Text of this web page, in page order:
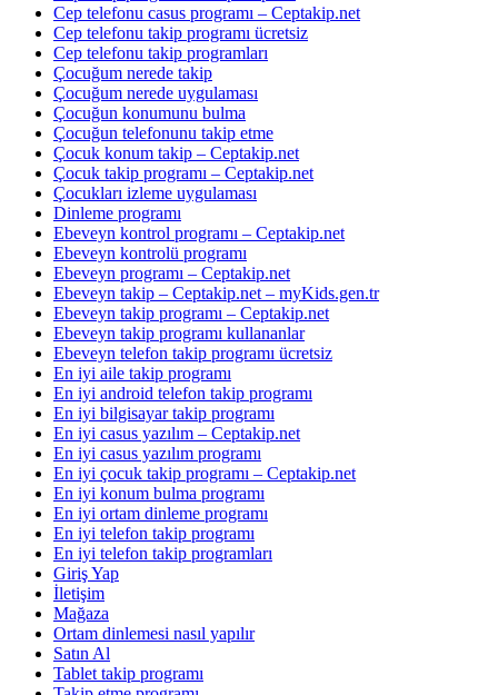
Cep telefonu casus programı – Ceptakip.net
Cep telefonu takip programı ücretsiz
Cep telefonu takip programları
Çocuğum nerede takip
Çocuğum nerede uygulaması
Çocuğun konumunu bulma
Çocuğun telefonunu takip etme
Çocuk konum takip – Ceptakip.net
Çocuk takip programı – Ceptakip.net
Çocukları izleme uygulaması
Dinleme programı
Ebeveyn kontrol programı – Ceptakip.net
Ebeveyn kontrolü programı
Ebeveyn programı – Ceptakip.net
Ebeveyn takip – Ceptakip.net – myKids.gen.tr
Ebeveyn takip programı – Ceptakip.net
Ebeveyn takip programı kullananlar
Ebeveyn telefon takip programı ücretsiz
En iyi aile takip programı
En iyi android telefon takip programı
En iyi bilgisayar takip programı
En iyi casus yazılım – Ceptakip.net
En iyi casus yazılım programı
En iyi çocuk takip programı – Ceptakip.net
En iyi konum bulma programı
En iyi ortam dinleme programı
En iyi telefon takip programı
En iyi telefon takip programları
Giriş Yap
İletişim
Mağaza
Ortam dinlemesi nasıl yapılır
Satın Al
Tablet takip programı